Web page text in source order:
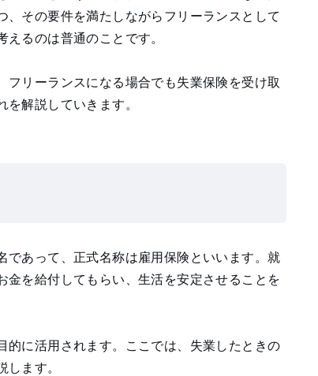
その要件を満たしながらフリーランスとして
るのは普通のことです。
リーランスになる場合でも失業保険を受け取
解説していきます。
あって、正式名称は雇用保険といいます。就
を給付してもらい、生活を安定させることを
に活用されます。ここでは、失業したときの
ます。